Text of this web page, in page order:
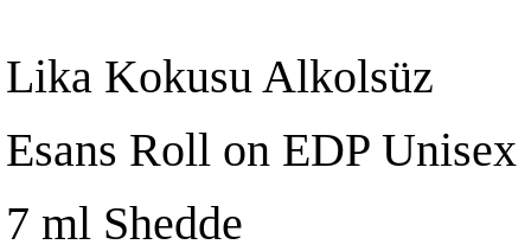
Lika Kokusu Alkolsüz
Esans Roll on EDP Unisex
7 ml Shedde